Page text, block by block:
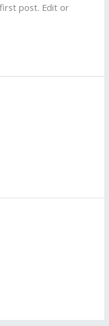
post. Edit or